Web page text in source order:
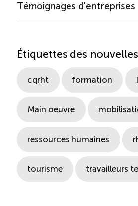
Témoignages d'entreprises
Étiquettes des nouvelles
cqrht formation
Main oeuvre
ressources humaines
tourisme travailleurs